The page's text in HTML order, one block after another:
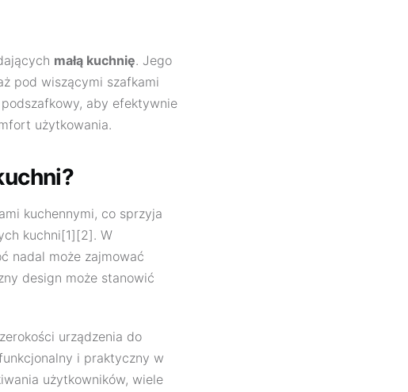
małą kuchnię. Jego
pod wiszącymi szafkami
aby efektywnie
użytkowania.
kuchennymi, co sprzyja
kuchni[1][2]. W
nadal może zajmować
design może stanowić
urządzenia do
i praktyczny w
użytkowników, wiele